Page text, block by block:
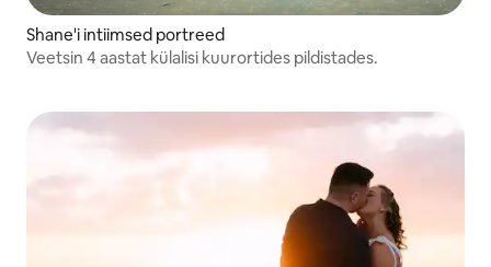
Shane'i intiimsed portreed
Veetsin 4 aastat külalisi kuurortides pildistades.